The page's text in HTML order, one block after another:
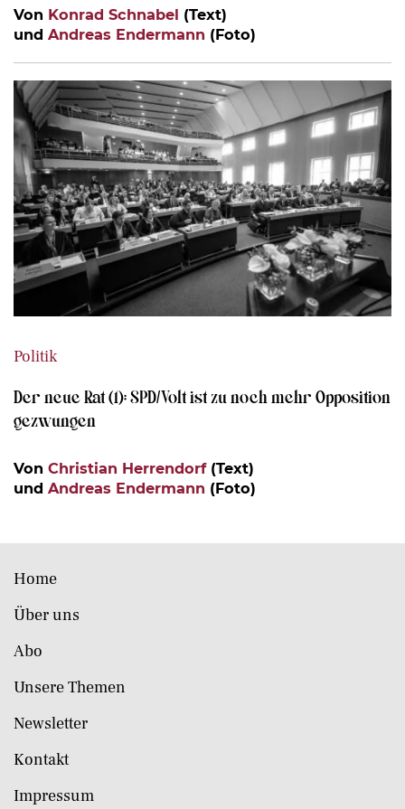
Von Konrad Schnabel (Text)
und Andreas Endermann (Foto)
Politik
Der neue Rat (1): SPD/Volt ist zu noch mehr Opposition
gezwungen
Von Christian Herrendorf(Text)
und Andreas Endermann (Foto)
Home
Über uns
Abo
Unsere Themen
Newsletter
Kontakt
Impressum